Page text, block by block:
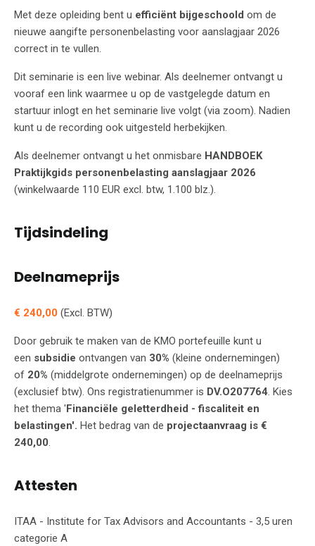
Met deze opleiding bent u efficiënt bijgeschoold om de
nieuwe aangifte personenbelasting voor aanslagjaar 2026
correct in te vullen.
Dit seminarie is een live webinar. Als deelnemer ontvangt u
vooraf een link waarmee u op de vastgelegde datum en
startuur inlogt en het seminarie live volgt (via zoom). Nadien
kunt u de recording ook uitgesteld herbekijken.
Als deelnemer ontvangt u het onmisbare HANDBOEK
Praktijkgids personenbelasting aanslagjaar 2026
(winkelwaarde 110 EUR excl. btw, 1.100 blz.).
Tijdsindeling
Deelnameprijs
€ 240,00 (Excl. BTW)
Door gebruik te maken van de KMO portefeuille kunt u
een subsidie ontvangen van 30% (kleine ondernemingen)
of 20% (middelgrote ondernemingen) op de deelnameprijs
(exclusief btw). Ons registratienummer is DV.O207764 . Kies
het thema 'Financiële geletterdheid - fiscaliteit en
belastingen'. Het bedrag van de projectaanvraag is €
240,00
Attesten
ITAA - Institute for Tax Advisors and Accountants - 3,5 uren
categorie A